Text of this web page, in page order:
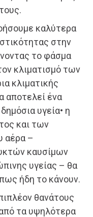
καλύτερα
στην
το φάσμα
κλιματισμό των
κλιματικής
αποτελεί ένα
υγεία• η
και των
αέρα –
καυσίμων
υγείας – θα
ήδη το κάνουν.
θανάτους
τα υψηλότερα